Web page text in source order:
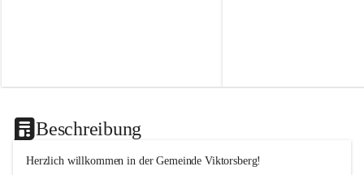
Beschreibung
Herzlich willkommen in der Gemeinde Viktorsberg!